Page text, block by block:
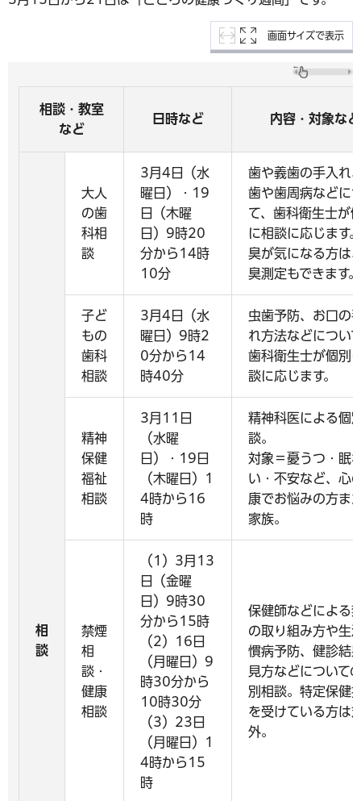
画面サイズで表示
相談・教室
など
日時など 内容・対象など
相
談
大人
の歯
科相
談
3月4日（水
曜日）・19
日（木曜
日）9時20
分から14時
10分
歯や義歯の手入れ
歯や歯周病などに
て、歯科衛生士が
に相談に応じます
臭が気になる方は
臭測定もできます。
子ど
もの
歯科
相談
3月4日（水
曜日）9時2
0分から14
時40分
虫歯予防、お口の
れ方法などについ
歯科衛生士が個別
談に応じます。
精神
保健
福祉
相談
3月11日
（水曜
日）・19日
（木曜日）1
4時から16
時
精神科医による個
談。
対象＝憂うつ・眠
い・不安など、心
康でお悩みの方ま
家族。
禁煙
相
談・
健康
相談
（1）3月13
日（金曜
日）9時30
分から15時
（2）16日
（月曜日）9
時30分から
10時30分
（3）23日
（月曜日）1
4時から15
時
保健師などによる
の取り組み方や生
慣病予防、健診結
見方などについて
別相談。特定保健
を受けている方は
外。